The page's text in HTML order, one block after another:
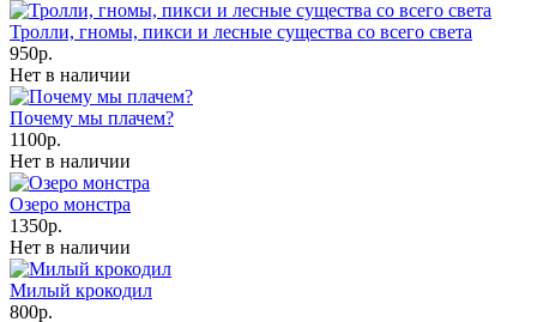
Тролли, гномы, пикси и лесные существа со всего света
950р.
Нет в наличии
Почему мы плачем?
1100р.
Нет в наличии
Озеро монстра
1350р.
Нет в наличии
Милый крокодил
800р.